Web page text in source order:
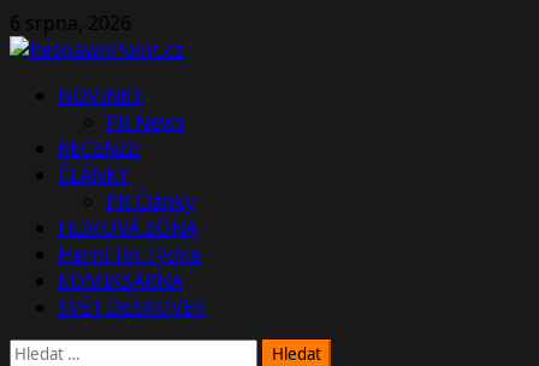
Skip
to
6 srpna, 2026
PrimaryNOVINKY
PR News
RECENZE
ČLÁNKY
PR Články
FILMOVÁ ZÓNA
Herní Tip Týdne
KOMIKSÁRNA
SVĚT DESKOVEK
Vyhledávání